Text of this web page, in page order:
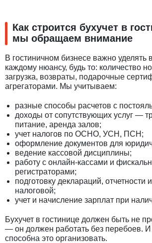
Как строится бухучет в
мы обращаем внимание
В гостиничном бизнесе важно уделять
каждому нюансу, будь то: количество
загрузка, возвраты, подарочные
агрегаторами. Мы учитываем:
разные способы расчетов с
доходы от сопутствующих услуг —
питание, аренда залов;
учет налогов по ОСНО, УСН, ПСН;
оформление документов для
ведение кассовой дисциплины;
работу с онлайн-кассами и
регистраторами;
подготовку деклараций, отчетности
налоговой;
учет и начисление зарплат при
Бухучет в гостинице должен быть не
— он должен работать без перебоев.
способна это организовать.